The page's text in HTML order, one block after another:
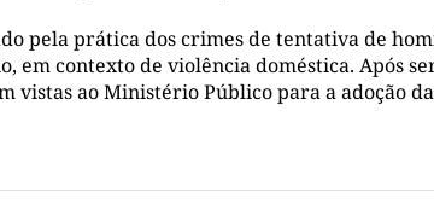
pela prática dos crimes de tentativa de
contexto de violência doméstica. Após
ao Ministério Público para a adoção